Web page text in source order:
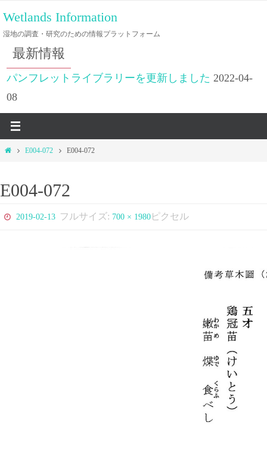
ン
テ
ツ
ス
プ
Wetlands Information
湿地の調査・研究のための情報プラットフォーム
最新情報
パンフレットライブラリーを更新しました 2022-04-
08
ホ
E004-072 E004-072
E004-072
2019-02-13 フルサイズ: 700 × 1980 ピクセル